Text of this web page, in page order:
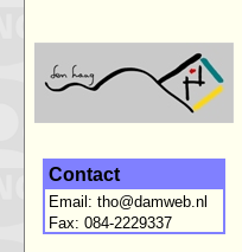
Contact
Email: tho@damweb.nl
Fax: 084-2229337